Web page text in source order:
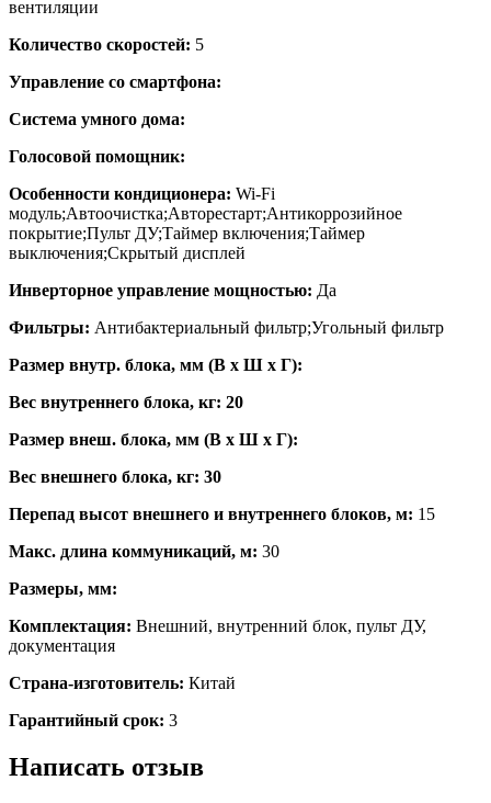
вентиляции
Количество скоростей: 5
Управление со смартфона:
Система умного дома:
Голосовой помощник:
Особенности кондиционера: Wi-Fi
модуль;Автоочистка;Авторестарт;Антикоррозийное
покрытие;Пульт ДУ;Таймер включения;Таймер
выключения;Скрытый дисплей
Инверторное управление мощностью: Да
Фильтры: Антибактериальный фильтр;Угольный фильтр
Размер внутр. блока, мм (В x Ш x Г):
Вес внутреннего блока, кг: 20
Размер внеш. блока, мм (В x Ш x Г):
Вес внешнего блока, кг: 30
Перепад высот внешнего и внутреннего блоков, м: 15
Макс. длина коммуникаций, м: 30
Размеры, мм:
Комплектация: Внешний, внутренний блок, пульт ДУ,
документация
Страна-изготовитель: Китай
Гарантийный срок: 3
Написать отзыв